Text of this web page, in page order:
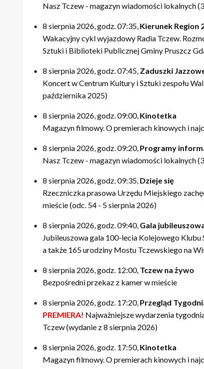
22:00 – relacje
22:00 – relacje
21:20 – Nasz Tczew, Pogoda
21:50 – Kulturalne pogaduszki / Fabryczne Pogaduszki
22:00 – relacje
21:50 – relacje
Nasz Tczew - magazyn wiadomości lokalnych
8 sierpnia 2026, godz. 07:35, Kierunek Region
Wakacyjny cykl wyjazdowy Radia Tczew.
Sztuki i Biblioteki Publicznej Gminy Pruszcz
8 sierpnia 2026, godz. 07:45, Zaduszki
Koncert w Centrum Kultury i Sztuki zespołu
października 2025)
8 sierpnia 2026, godz. 09:00, Kinotetka
Magazyn filmowy. O premierach kinowych i
8 sierpnia 2026, godz. 09:20, Programy
Nasz Tczew - magazyn wiadomości lokalnych
8 sierpnia 2026, godz. 09:35, Dzieje się
Rzeczniczka prasowa Urzędu Miejskiego
mieście (odc. 54 - 5 sierpnia 2026)
8 sierpnia 2026, godz. 09:40, Gala
Jubileuszowa gala 100-lecia Kolejowego
a także 165 urodziny Mostu Tczewskiego na
8 sierpnia 2026, godz. 12:00, Tczew na żywo
Bezpośredni przekaz z kamer w mieście
8 sierpnia 2026, godz. 17:20, Przegląd
PREMIERA! Najważniejsze wydarzenia
Tczew (wydanie z 8 sierpnia 2026)
8 sierpnia 2026, godz. 17:50, Kinotetka
Magazyn filmowy. O premierach kinowych i